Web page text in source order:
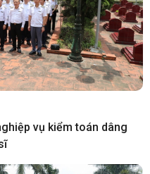
vụ kiểm toán dâng